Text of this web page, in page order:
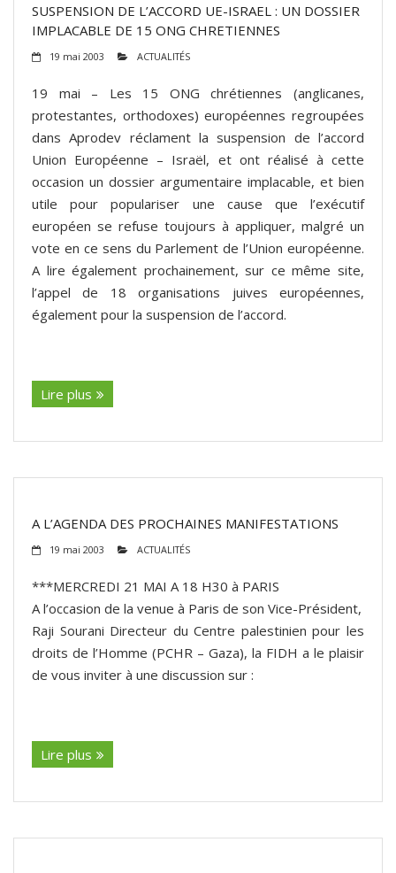
SUSPENSION DE L’ACCORD UE-ISRAEL : UN DOSSIER
IMPLACABLE DE 15 ONG CHRETIENNES
19 mai 2003 ACTUALITÉS
19 mai – Les 15 ONG chrétiennes (anglicanes,
protestantes, orthodoxes) européennes regroupées
dans Aprodev réclament la suspension de l’accord
Union Européenne – Israël, et ont réalisé à cette
occasion un dossier argumentaire implacable, et bien
utile pour populariser une cause que l’exécutif
européen se refuse toujours à appliquer, malgré un
vote en ce sens du Parlement de l’Union européenne.
A lire également prochainement, sur ce même site,
l’appel de 18 organisations juives européennes,
également pour la suspension de l’accord.
Lire plus
A L’AGENDA DES PROCHAINES MANIFESTATIONS
19 mai 2003 ACTUALITÉS
***MERCREDI 21 MAI A 18 H30 à PARIS
A l’occasion de la venue à Paris de son Vice-Président,
Raji Sourani Directeur du Centre palestinien pour les
droits de l’Homme (PCHR – Gaza), la FIDH a le plaisir
de vous inviter à une discussion sur :
Lire plus